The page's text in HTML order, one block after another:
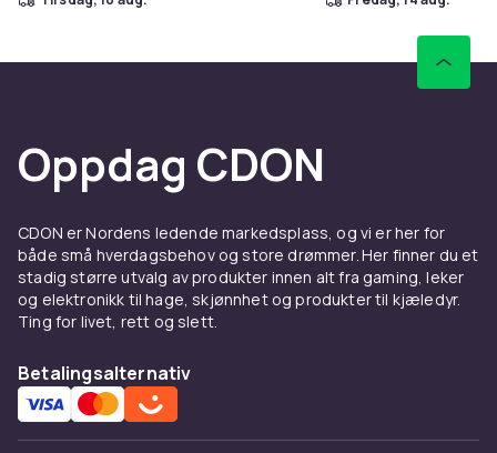
Oppdag CDON
CDON er Nordens ledende markedsplass, og vi er her for
både små hverdagsbehov og store drømmer. Her finner du et
stadig større utvalg av produkter innen alt fra gaming, leker
og elektronikk til hage, skjønnhet og produkter til kjæledyr.
Ting for livet, rett og slett.
Betalingsalternativ